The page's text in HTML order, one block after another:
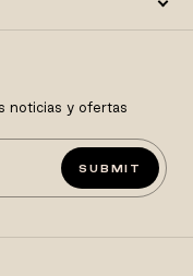
noticias y ofertas
SUBMIT